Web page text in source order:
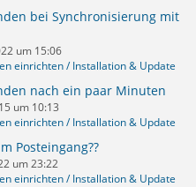
bei Synchronisierung mit
um 15:06
einrichten / Installation & Update
nach ein paar Minuten
um 10:13
einrichten / Installation & Update
Posteingang??
um 23:22
einrichten / Installation & Update